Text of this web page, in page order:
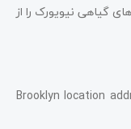
گیاهی نیویورک را از
Brooklyn location